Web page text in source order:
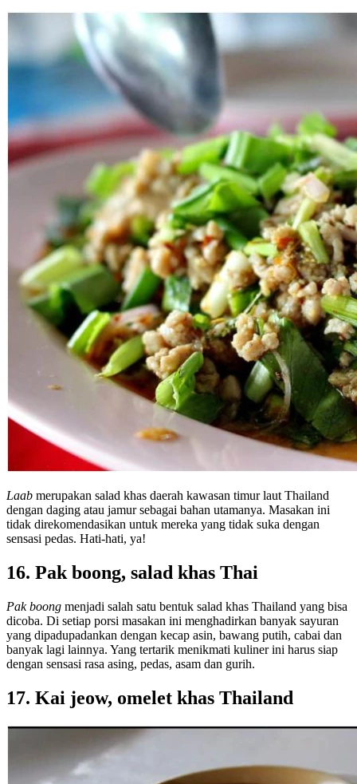
Laab merupakan salad khas daerah kawasan timur laut Thailand
dengan daging atau jamur sebagai bahan utamanya. Masakan ini
tidak direkomendasikan untuk mereka yang tidak suka dengan
sensasi pedas. Hati-hati, ya!
16. Pak boong, salad khas Thai
Pak boong menjadi salah satu bentuk salad khas Thailand yang bisa
dicoba. Di setiap porsi masakan ini menghadirkan banyak sayuran
yang dipadupadankan dengan kecap asin, bawang putih, cabai dan
banyak lagi lainnya. Yang tertarik menikmati kuliner ini harus siap
dengan sensasi rasa asing, pedas, asam dan gurih.
17. Kai jeow, omelet khas Thailand